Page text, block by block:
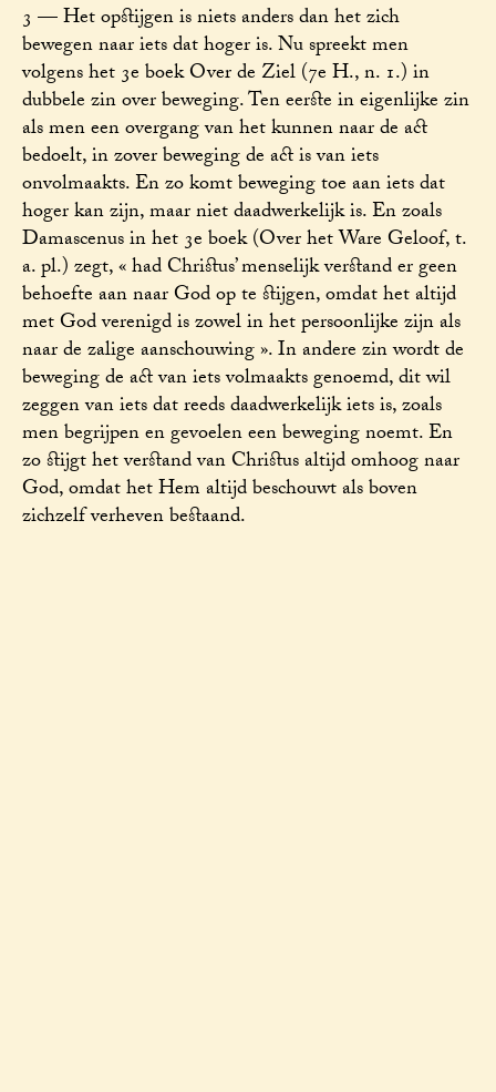
3 — Het opstijgen is niets anders dan het zich
bewegen naar iets dat hoger is. Nu spreekt men
volgens het 3e boek Over de Ziel (7e H., n. 1.) in
dubbele zin over beweging. Ten eerste in eigenlijke zin
als men een overgang van het kunnen naar de act
bedoelt, in zover beweging de act is van iets
onvolmaakts. En zo komt beweging toe aan iets dat
hoger kan zijn, maar niet daadwerkelijk is. En zoals
Damascenus in het 3e boek (Over het Ware Geloof, t.
a. pl.) zegt, « had Christus’ menselijk verstand er geen
behoefte aan naar God op te stijgen, omdat het altijd
met God verenigd is zowel in het persoonlijke zijn als
naar de zalige aanschouwing ». In andere zin wordt de
beweging de act van iets volmaakts genoemd, dit wil
zeggen van iets dat reeds daadwerkelijk iets is, zoals
men begrijpen en gevoelen een beweging noemt. En
zo stijgt het verstand van Christus altijd omhoog naar
God, omdat het Hem altijd beschouwt als boven
zichzelf verheven bestaand.